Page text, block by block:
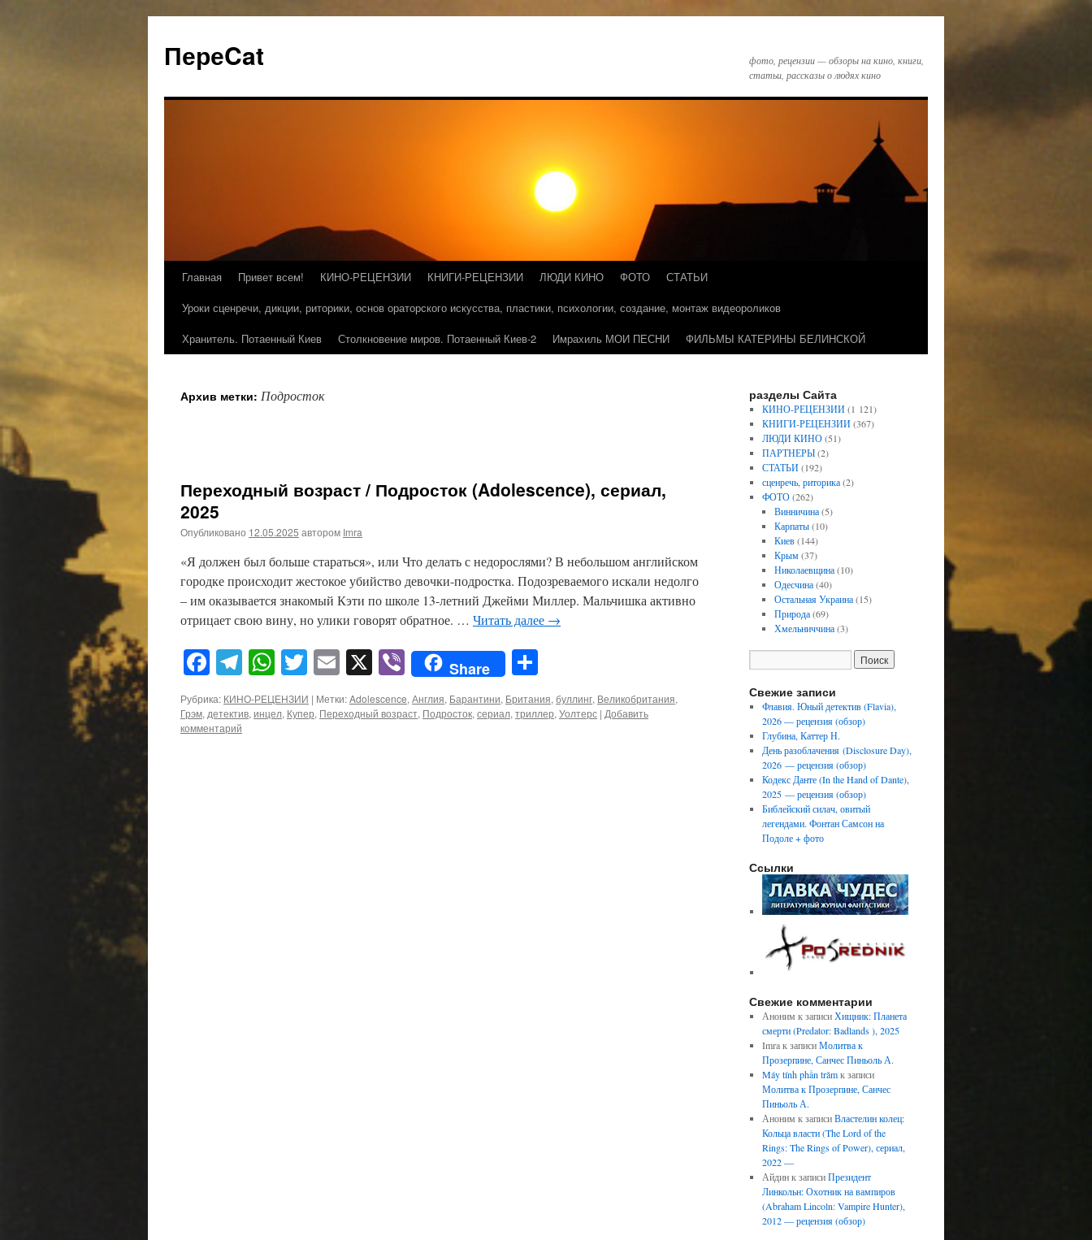
ПереCat
фото, рецензии — обзоры на кино, книги,
статьи, рассказы о людях кино
Главная Привет всем! КИНО-РЕЦЕНЗИИ КНИГИ-РЕЦЕНЗИИ ЛЮДИ КИНО ФОТО
СТАТЬИ
Уроки сценречи, дикции, риторики, основ ораторского искусства, пластики, психологии, создание, монтаж видеороликов
Хранитель. Потаенный Киев
Столкновение миров. Потаенный Киев-2 Имрахиль МОИ ПЕСНИ ФИЛЬМЫ КАТЕРИНЫ БЕЛИНСКОЙ
Архив метки: Подросток
Переходный возраст / Подросток (Adolescence), сериал,
2025
Опубликовано 12.05.2025 автором Imra
«Я должен был больше стараться», или Что делать с недорослями? В небольшом английском
городке происходит жестокое убийство девочки-подростка. Подозреваемого искали недолго
– им оказывается знакомый Кэти по школе 13-летний Джейми Миллер. Мальчишка активно
отрицает свою вину, но улики говорят обратное. … Читать далее →
Facebook
Telegram
WhatsApp
Twitter
Email
X ViberShare
Рубрика: КИНО-РЕЦЕНЗИИ | Метки:Adolescence,Англия, Барантини, Британия,буллинг, Великобритания,
Грэм,детектив,инцел, Купер, Переходный возраст, Подросток,сериал,триллер,Уолтерс | Добавить
комментарий
разделы Сайта
КИНО-РЕЦЕНЗИИ(1 121)
КНИГИ-РЕЦЕНЗИИ(367)
ЛЮДИ КИНО(51)
ПАРТНЕРЫ(2)
СТАТЬИ(192)
сценречь, риторика(2)
ФОТО(262)
Винничина(5)
Карпаты(10)
Киев(144)
Крым(37)
Николаевщина(10)
Одесчина(40)
Остальная Украина(15)
Природа(69)
Хмельниччина(3)
Свежие записи
Флавия. Юный детектив (Flavia),
2026 — рецензия (обзор)
Глубина, Каттер Н.
День разоблачения (Disclosure Day),
2026 — рецензия (обзор)
Кодекс Данте (In the Hand of Dante),
2025 — рецензия (обзор)
Библейский силач, овитый
легендами. Фонтан Самсон на
Подоле + фото
Ссылки
Свежие комментарии
Аноним к записиХищник: Планета
смерти (Predator: Badlands ), 2025
Imraк записиМолитва к
Прозерпине, Санчес Пиньоль А.
Máy tính phần trămк записи
Молитва к Прозерпине, Санчес
Пиньоль А.
Аноним к записиВластелин колец:
Кольца власти (The Lord of the
Rings: The Rings of Power), сериал,
2022 —
Айдинк записиПрезидент
Линкольн: Охотник на вампиров
(Abraham Lincoln: Vampire Hunter),
2012 — рецензия (обзор)